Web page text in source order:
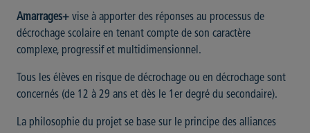
Amarrages+ vise à apporter des réponses au processus de
décrochage scolaire en tenant compte de son caractère
complexe, progressif et multidimensionnel.
Tous les élèves en risque de décrochage ou en décrochage sont
concernés (de 12 à 29 ans et dès le 1er degré du secondaire).
La philosophie du projet se base sur le principe des alliances